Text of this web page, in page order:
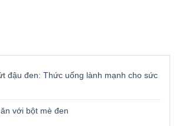
đậu đen: Thức uống lành mạnh cho sức
với bột mè đen